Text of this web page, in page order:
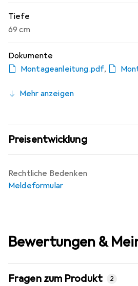
Tiefe
69 cm
Dokumente
Montageanleitung.pdf,
Mehr anzeigen
Preisentwicklung
Rechtliche Bedenken
Meldeformular
Bewertungen &
Fragen zum Produkt 2